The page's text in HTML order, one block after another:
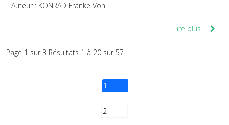
Auteur : KONRAD Franke Von
Lire plus...
Page 1 sur 3 Résultats 1 à 20 sur 57
1
2